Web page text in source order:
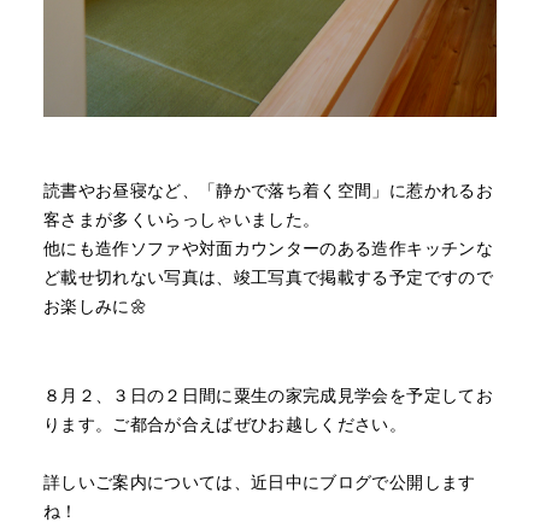
読書やお昼寝など、「静かで落ち着く空間」に惹かれるお
客さまが多くいらっしゃいました。
他にも造作ソファや対面カウンターのある造作キッチンな
ど載せ切れない写真は、竣工写真で掲載する予定ですので
お楽しみに🌼
８月２、３日の２日間に粟生の家完成見学会を予定してお
ります。ご都合が合えばぜひお越しください。
詳しいご案内については、近日中にブログで公開します
ね！